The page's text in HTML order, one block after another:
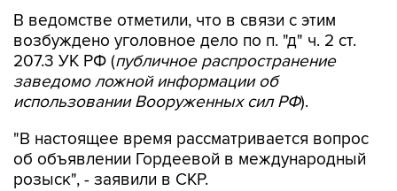
В ведомстве отметили, что в связи с этим
возбуждено уголовное дело по п. "д" ч. 2 ст.
207.3 УК РФ (публичное распространение
заведомо ложной информации об
использовании Вооруженных сил РФ).
"В настоящее время рассматривается вопрос
об объявлении Гордеевой в международный
розыск", - заявили в СКР.